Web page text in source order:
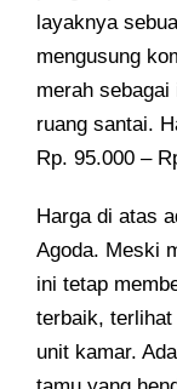
layaknya
mengusung
merah
ruang santai.
Rp. 95.000 –
Harga di atas
Agoda. Meski
ini tetap
terbaik,
unit kamar.